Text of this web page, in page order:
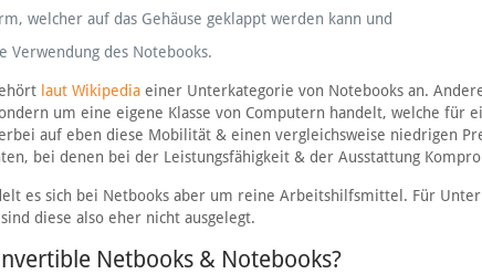
welcher auf das Gehäuse geklappt werden kann und
Verwendung des Notebooks.
laut Wikipediaeiner Unterkategorie von Notebooks an.
um eine eigene Klasse von Computern handelt, welche für
auf eben diese Mobilität & einen vergleichsweise niedrigen
bei denen bei der Leistungsfähigkeit & der Ausstattung
es sich bei Netbooks aber um reine Arbeitshilfsmittel. Für
diese also eher nicht ausgelegt.
Netbooks & Notebooks?